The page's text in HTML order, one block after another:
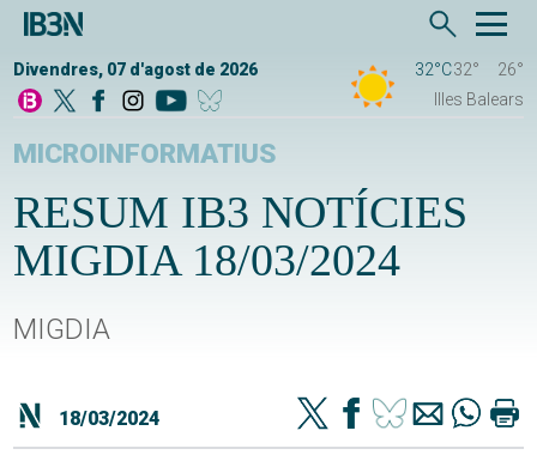
Divendres, 07 d'agost de 2026 32°C32°
26°
Illes Balears
MICROINFORMATIUS
RESUM IB3 NOTÍCIES
MIGDIA 18/03/2024
MIGDIA
18/03/2024